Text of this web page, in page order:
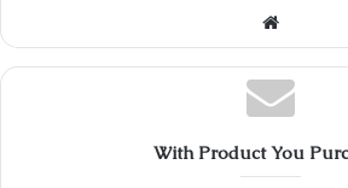
Website
With Product You